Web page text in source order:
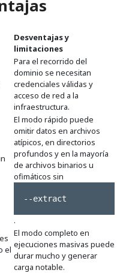
Desventajas y
limitaciones
Para el recorrido del
dominio se necesitan
credenciales válidas y
acceso de red a la
infraestructura.
El modo rápido puede
omitir datos en archivos
atípicos, en directorios
profundos y en la mayoría
de archivos binarios u
ofimáticos sin
--extract
.
el
El modo completo en
ejecuciones masivas puede
durar mucho y generar
carga notable.